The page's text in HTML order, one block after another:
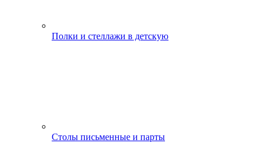
Полки и стеллажи в детскую
Столы письменные и парты